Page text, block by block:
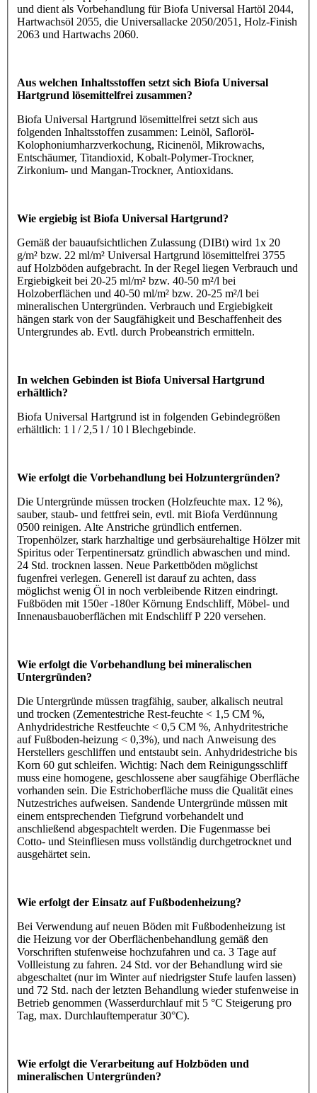
und dient als Vorbehandlung für Biofa Universal Hartöl 2044,
Hartwachsöl 2055, die Universallacke 2050/2051, Holz-Finish
2063 und Hartwachs 2060.
Aus welchen Inhaltsstoffen setzt sich Biofa Universal
Hartgrund lösemittelfrei zusammen?
Biofa Universal Hartgrund lösemittelfrei setzt sich aus
folgenden Inhaltsstoffen zusammen: Leinöl, Safloröl-
Kolophoniumharzverkochung, Ricinenöl, Mikrowachs,
Entschäumer, Titandioxid, Kobalt-Polymer-Trockner,
Zirkonium- und Mangan-Trockner, Antioxidans.
Wie ergiebig ist Biofa Universal Hartgrund?
Gemäß der bauaufsichtlichen Zulassung (DIBt) wird 1x 20
g/m² bzw. 22 ml/m² Universal Hartgrund lösemittelfrei 3755
auf Holzböden aufgebracht. In der Regel liegen Verbrauch und
Ergiebigkeit bei 20-25 ml/m² bzw. 40-50 m²/l bei
Holzoberflächen und 40-50 ml/m² bzw. 20-25 m²/l bei
mineralischen Untergründen. Verbrauch und Ergiebigkeit
hängen stark von der Saugfähigkeit und Beschaffenheit des
Untergrundes ab. Evtl. durch Probeanstrich ermitteln.
In welchen Gebinden ist Biofa Universal Hartgrund
erhältlich?
Biofa Universal Hartgrund ist in folgenden Gebindegrößen
erhältlich: 1 l / 2,5 l / 10 l Blechgebinde.
Wie erfolgt die Vorbehandlung bei Holzuntergründen?
Die Untergründe müssen trocken (Holzfeuchte max. 12 %),
sauber, staub- und fettfrei sein, evtl. mit Biofa Verdünnung
0500 reinigen. Alte Anstriche gründlich entfernen.
Tropenhölzer, stark harzhaltige und gerbsäurehaltige Hölzer mit
Spiritus oder Terpentinersatz gründlich abwaschen und mind.
24 Std. trocknen lassen. Neue Parkettböden möglichst
fugenfrei verlegen. Generell ist darauf zu achten, dass
möglichst wenig Öl in noch verbleibende Ritzen eindringt.
Fußböden mit 150er -180er Körnung Endschliff, Möbel- und
Innenausbauoberflächen mit Endschliff P 220 versehen.
Wie erfolgt die Vorbehandlung bei mineralischen
Untergründen?
Die Untergründe müssen tragfähig, sauber, alkalisch neutral
und trocken (Zementestriche Rest-feuchte < 1,5 CM %,
Anhydridestriche Restfeuchte < 0,5 CM %, Anhydritestriche
auf Fußboden-heizung < 0,3%), und nach Anweisung des
Herstellers geschliffen und entstaubt sein. Anhydridestriche bis
Korn 60 gut schleifen. Wichtig: Nach dem Reinigungsschliff
muss eine homogene, geschlossene aber saugfähige Oberfläche
vorhanden sein. Die Estrichoberfläche muss die Qualität eines
Nutzestriches aufweisen. Sandende Untergründe müssen mit
einem entsprechenden Tiefgrund vorbehandelt und
anschließend abgespachtelt werden. Die Fugenmasse bei
Cotto- und Steinfliesen muss vollständig durchgetrocknet und
ausgehärtet sein.
Wie erfolgt der Einsatz auf Fußbodenheizung?
Bei Verwendung auf neuen Böden mit Fußbodenheizung ist
die Heizung vor der Oberflächenbehandlung gemäß den
Vorschriften stufenweise hochzufahren und ca. 3 Tage auf
Vollleistung zu fahren. 24 Std. vor der Behandlung wird sie
abgeschaltet (nur im Winter auf niedrigster Stufe laufen lassen)
und 72 Std. nach der letzten Behandlung wieder stufenweise in
Betrieb genommen (Wasserdurchlauf mit 5 °C Steigerung pro
Tag, max. Durchlauftemperatur 30°C).
Wie erfolgt die Verarbeitung auf Holzböden und
mineralischen Untergründen?